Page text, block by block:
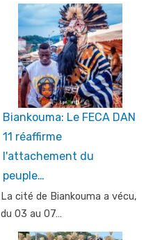
Biankouma: Le FECA DAN
11 réaffirme
l'attachement du
peuple…
La cité de Biankouma a vécu,
du 03 au 07…